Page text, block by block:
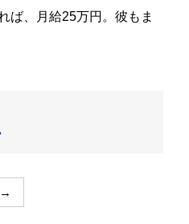
ば、月給25万円。彼もま
→